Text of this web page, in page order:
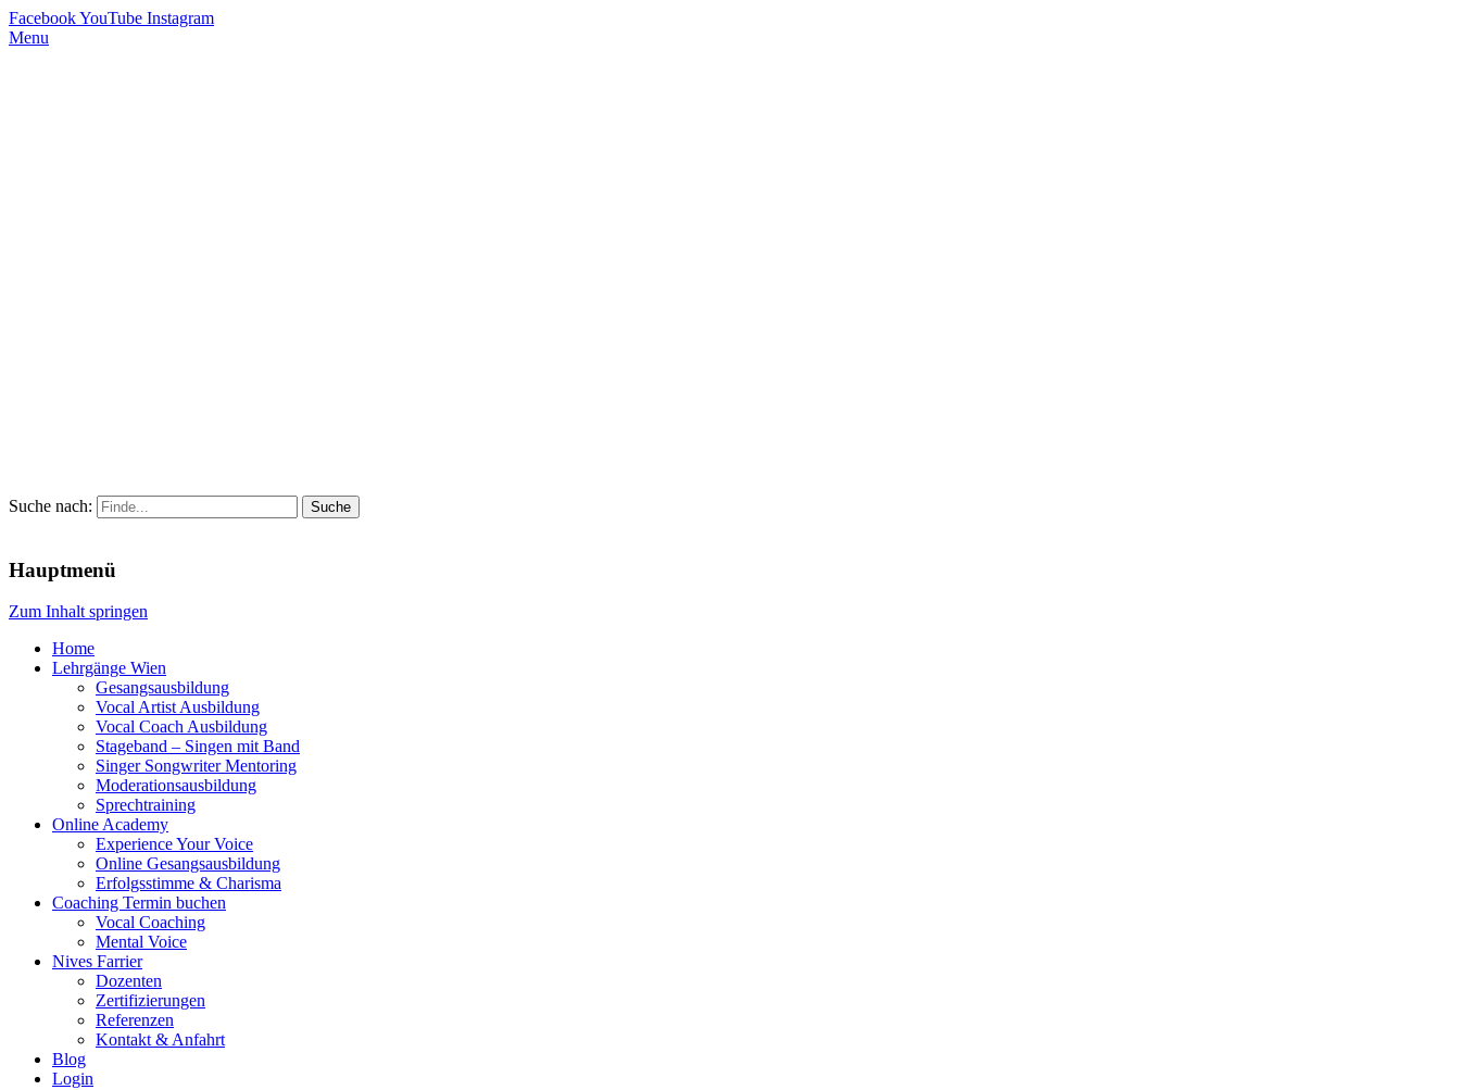
FacebookYouTube Instagram
Menu
Suche nach:
Hauptmenü
Zum Inhalt springen
Home
Lehrgänge Wien
Gesangsausbildung
Vocal Artist Ausbildung
Vocal Coach Ausbildung
Stageband – Singen mit Band
Singer Songwriter Mentoring
Moderationsausbildung
Sprechtraining
Online Academy
Experience Your Voice
Online Gesangsausbildung
Erfolgsstimme & Charisma
Coaching Termin buchen
Vocal Coaching
Mental Voice
Nives Farrier
Dozenten
Zertifizierungen
Referenzen
Kontakt & Anfahrt
Blog
Login